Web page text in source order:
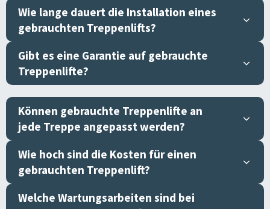
Wie lange dauert die Installation eines
gebrauchten Treppenlifts?
Gibt es eine Garantie auf gebrauchte
Treppenlifte?
Können gebrauchte Treppenlifte an
jede Treppe angepasst werden?
Wie hoch sind die Kosten für einen
gebrauchten Treppenlift?
Welche Wartungsarbeiten sind bei